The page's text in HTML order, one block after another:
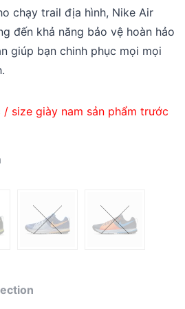
chạy trail địa hình, Nike Air
đến khả năng bảo vệ hoàn hảo
giúp bạn chinh phục mọi mọi
size giày nam sản phẩm trước